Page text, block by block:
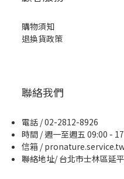
購物須知
退換貨政策
聯絡我們
電話 / 02-2812-8926
時間 / 週一至週五 09:00 -
信箱 /
聯絡地址/ 台北市士林區延